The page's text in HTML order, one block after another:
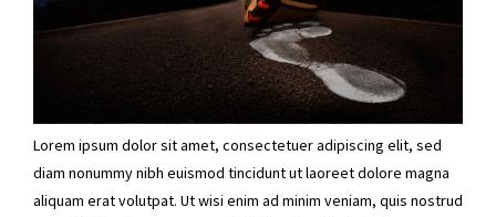
Lorem ipsum dolor sit amet, consectetuer adipiscing elit, sed
diam nonummy nibh euismod tincidunt ut laoreet dolore magna
aliquam erat volutpat. Ut wisi enim ad minim veniam, quis nostrud